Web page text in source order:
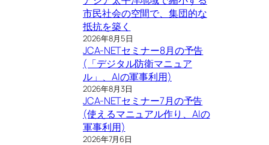
市民社会の空間で、集団的な
抵抗を築く
2026年8月5日
JCA-NETセミナー8月の予告
(「デジタル防衛マニュア
ル」、AIの軍事利用)
2026年8月3日
JCA-NETセミナー7月の予告
(使えるマニュアル作り、AIの
軍事利用)
2026年7月6日